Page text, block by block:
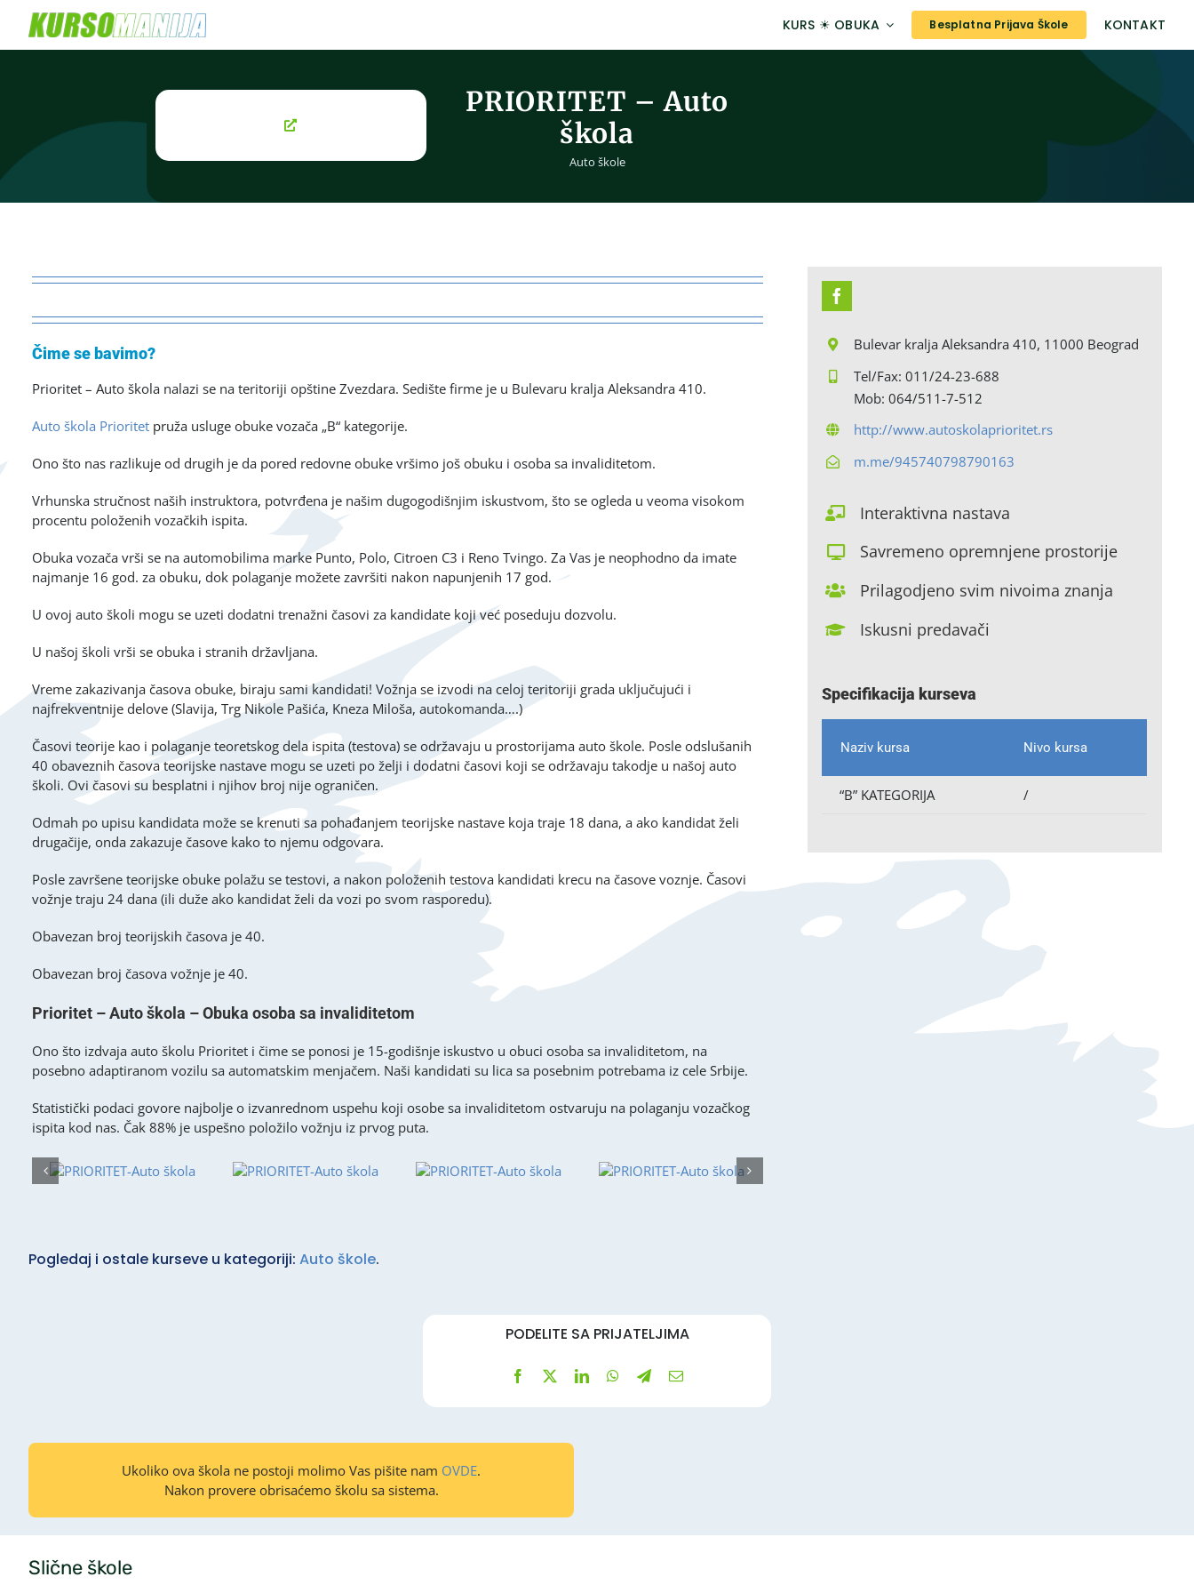
content
KURS ☀ OBUKA Besplatna Prijava Škole KONTAKT
PRIORITET – Auto
škola
Auto škole
Čime se bavimo?
Prioritet – Auto škola nalazi se na teritoriji opštine Zvezdara. Sedište firme je u Bulevaru kralja Aleksandra 410.
Auto škola Prioritet pruža usluge obuke vozača „B“ kategorije.
Ono što nas razlikuje od drugih je da pored redovne obuke vršimo još obuku i osoba sa invaliditetom.
Vrhunska stručnost naših instruktora, potvrđena je našim dugogodišnjim iskustvom, što se ogleda u veoma visokom
procentu položenih vozačkih ispita.
Obuka vozača vrši se na automobilima marke Punto, Polo, Citroen C3 i Reno Tvingo. Za Vas je neophodno da imate
najmanje 16 god. za obuku, dok polaganje možete završiti nakon napunjenih 17 god.
U ovoj auto školi mogu se uzeti dodatni trenažni časovi za kandidate koji već poseduju dozvolu.
U našoj školi vrši se obuka i stranih državljana.
Vreme zakazivanja časova obuke, biraju sami kandidati! Vožnja se izvodi na celoj teritoriji grada uključujući i
najfrekventnije delove (Slavija, Trg Nikole Pašića, Kneza Miloša, autokomanda….)
Časovi teorije kao i polaganje teoretskog dela ispita (testova) se održavaju u prostorijama auto škole. Posle odslušanih
40 obaveznih časova teorijske nastave mogu se uzeti po želji i dodatni časovi koji se održavaju takodje u našoj auto
školi. Ovi časovi su besplatni i njihov broj nije ograničen.
Odmah po upisu kandidata može se krenuti sa pohađanjem teorijske nastave koja traje 18 dana, a ako kandidat želi
drugačije, onda zakazuje časove kako to njemu odgovara.
Posle završene teorijske obuke polažu se testovi, a nakon položenih testova kandidati krecu na časove voznje. Časovi
vožnje traju 24 dana (ili duže ako kandidat želi da vozi po svom rasporedu).
Obavezan broj teorijskih časova je 40.
Obavezan broj časova vožnje je 40.
Prioritet – Auto škola – Obuka osoba sa invaliditetom
Ono što izdvaja auto školu Prioritet i čime se ponosi je 15-godišnje iskustvo u obuci osoba sa invaliditetom, na
posebno adaptiranom vozilu sa automatskim menjačem. Naši kandidati su lica sa posebnim potrebama iz cele Srbije.
Statistički podaci govore najbolje o izvanrednom uspehu koji osobe sa invaliditetom ostvaruju na polaganju vozačkog
ispita kod nas. Čak 88% je uspešno položilo vožnju iz prvog puta.
Bulevar kralja Aleksandra 410, 11000 Beograd
Tel/Fax: 011/24-23-688
Mob: 064/511-7-512
http://www.autoskolaprioritet.rs
m.me/945740798790163
Interaktivna nastava
Savremeno opremnjene prostorije
Prilagodjeno svim nivoima znanja
Iskusni predavači
Specifikacija kurseva
Naziv kursa Nivo kursa
“B” KATEGORIJA /
Pogledaj i ostale kurseve u kategoriji: Auto škole.
PODELITE SA PRIJATELJIMA
Ukoliko ova škola ne postoji molimo Vas pišite nam OVDE.
Nakon provere obrisaćemo školu sa sistema.
Slične škole